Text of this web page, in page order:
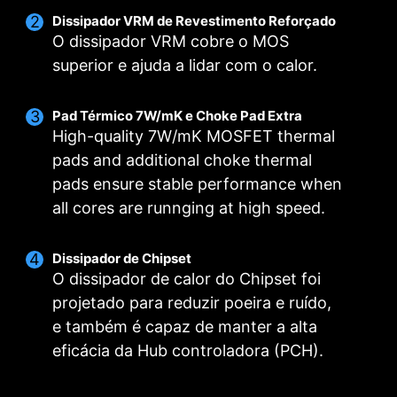
Dissipador VRM de Revestimento Reforçado
O dissipador VRM cobre o MOS
superior e ajuda a lidar com o calor.
Pad Térmico 7W/mK e Choke Pad Extra
High-quality 7W/mK MOSFET thermal
pads and additional choke thermal
pads ensure stable performance when
all cores are runnging at high speed.
Dissipador de Chipset
O dissipador de calor do Chipset foi
projetado para reduzir poeira e ruído,
e também é capaz de manter a alta
eficácia da Hub controladora (PCH).
DIGITALL POWER DESIGN
Um mapa de energia 100%
digital permite a transmissão
mais rápida e sem distorções
minuciosamente precisa.
DUPLO CONECTOR DE
FORÇA
Os conectores 8-pin e 4-pin
transmitem energia suficiente
overlock.
CORE BOOST
O layout premium não apenas é
compatível com CPUs
multicore, como também
para Overclock.
PCB OTIMIZADO